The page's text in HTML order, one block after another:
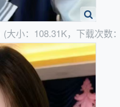
(大小：108.31K，下载次数